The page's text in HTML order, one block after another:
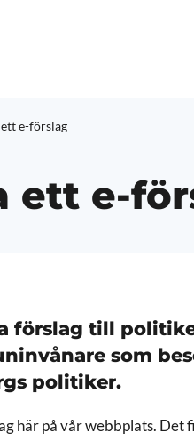
ett e-förslag
ett e-
förslag till
som
politiker.
här på vår webbplats. Det